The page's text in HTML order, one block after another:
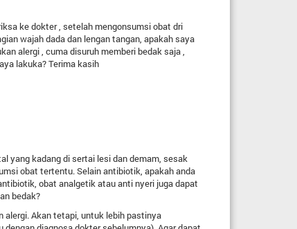
ke dokter , setelah mengonsumsi obat dri
wajah dada dan lengan tangan, apakah saya
alergi , cuma disuruh memberi bedak saja ,
lakuka? Terima kasih
yang kadang di sertai lesi dan demam, sesak
obat tertentu. Selain antibiotik, apakah anda
obat analgetik atau anti nyeri juga dapat
bedak?
alergi. Akan tetapi, untuk lebih pastinya